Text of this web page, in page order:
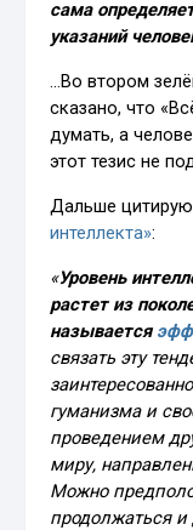
сама
указаний
…Во втором
сказано, что
думать, а
этот тезис не
Дальше
интеллекта»:
«Уровень
растет из
называется
связать эту
гуманизма и
проведением
миру,
Можно
продолжаться